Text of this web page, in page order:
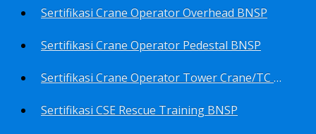
Sertifikasi Crane Operator Overhead BNSP
Sertifikasi Crane Operator Pedestal BNSP
Sertifikasi Crane Operator Tower Crane/TC BNSP
Sertifikasi CSE Rescue Training BNSP